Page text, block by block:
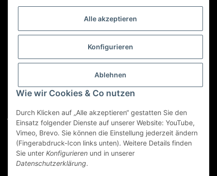
Alle akzeptieren
Konfigurieren
Ablehnen
Wie wir Cookies & Co nutzen
Durch Klicken auf „Alle akzeptieren“ gestatten Sie den
Einsatz folgender Dienste auf unserer Website: YouTube,
Vimeo, Brevo. Sie können die Einstellung jederzeit ändern
(Fingerabdruck-Icon links unten). Weitere Details finden
Sie unter Konfigurieren und in unserer
Datenschutzerklärung.
Gesetzliche Informationen
Kategorien
Für Custom Anfragen und Custom Bestellungen auch
custom@htr-shop.com
jersey@htr-shop.com
Für Teamwear Anfragen und Bestellungen
teamwear@htr-shop.com
Für Reklamationen und Retouren